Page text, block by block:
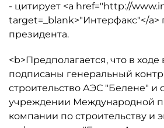
- цитирует <a href="http://
target=_blank>"Интерфакс"</
президента.
<b>Предполагается, что в ходе
подписаны генеральный
строительство АЭС "Белене" и
учреждении Международной
компании по строительству и